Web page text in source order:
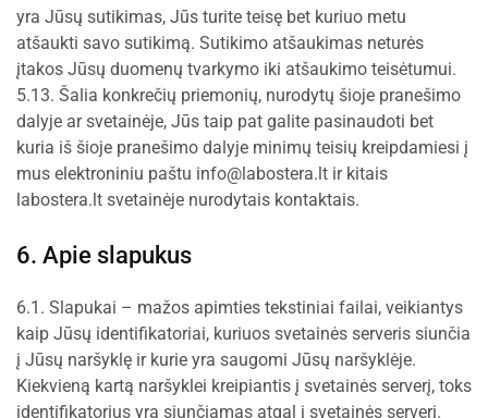
yra Jūsų sutikimas, Jūs turite teisę bet kuriuo metu
atšaukti savo sutikimą. Sutikimo atšaukimas neturės
įtakos Jūsų duomenų tvarkymo iki atšaukimo teisėtumui.
5.13. Šalia konkrečių priemonių, nurodytų šioje pranešimo
dalyje ar svetainėje, Jūs taip pat galite pasinaudoti bet
kuria iš šioje pranešimo dalyje minimų teisių kreipdamiesi į
mus elektroniniu paštu info@labostera.lt ir kitais
labostera.lt svetainėje nurodytais kontaktais.
6. Apie slapukus
6.1. Slapukai – mažos apimties tekstiniai failai, veikiantys
kaip Jūsų identifikatoriai, kuriuos svetainės serveris siunčia
į Jūsų naršyklę ir kurie yra saugomi Jūsų naršyklėje.
Kiekvieną kartą naršyklei kreipiantis į svetainės serverį, toks
identifikatorius yra siunčiamas atgal į svetainės serverį.